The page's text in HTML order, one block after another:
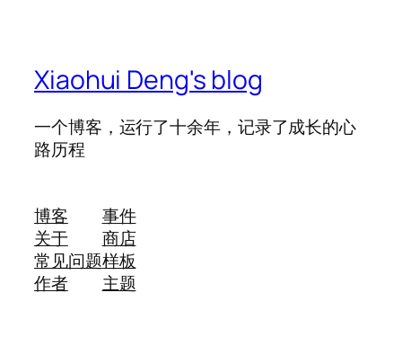
Xiaohui Deng's blog
一个博客，运行了十余年，记录了成长的心
路历程
博客
关于
常见问题
作者
事件
商店
样板
主题